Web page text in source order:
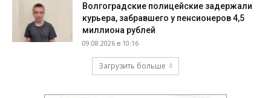
Волгоградские полицейские задержали
курьера, забравшего у пенсионеров 4,5
миллиона рублей
09.08.2026 в 10:16
Загрузить больше